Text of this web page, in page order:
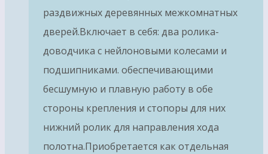
раздвижных деревянных межкомнатных
дверей.Включает в себя: два ролика-
доводчика с нейлоновыми колесами и
подшипниками. обеспечивающими
бесшумную и плавную работу в обе
стороны крепления и стопоры для них
нижний ролик для направления хода
полотна.Приобретается как отдельная